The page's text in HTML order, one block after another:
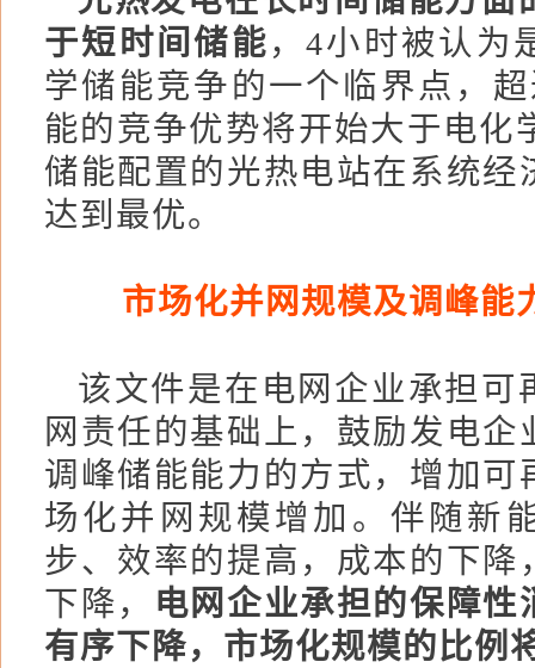
于短时间储能 ，4小时被认为
学储能竞争的一个临界点，
能的竞争优势将开始大于电化
储能配置的光热电站在系统经
达到最优。
市场化并网规模及调峰能
该文件是在电网企业承担可
网责任的基础上，鼓励发电企
调峰储能能力的方式，增加可
场化并网规模增加。伴随新
步、效率的提高，成本的下降
下降，
电网企业承担的保障性
有序下降，市场化规模的比例